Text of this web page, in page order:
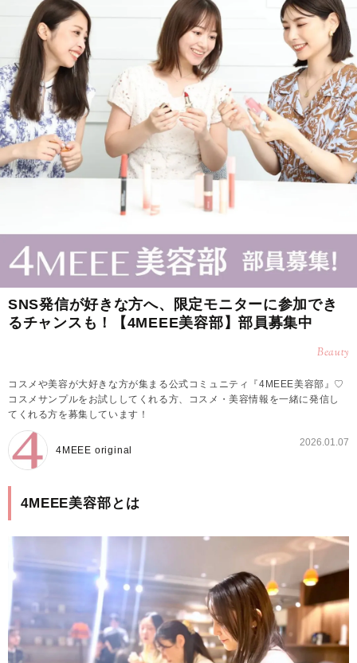
SNS発信が好きな方へ、限定モニターに参加でき
るチャンスも！【4MEEE美容部】部員募集中
Beauty
コスメや美容が大好きな方が集まる公式コミュニティ『4MEEE美容部』♡
コスメサンプルをお試ししてくれる方、コスメ・美容情報を一緒に発信し
てくれる方を募集しています！
4MEEE original
2026.01.07
4MEEE美容部とは